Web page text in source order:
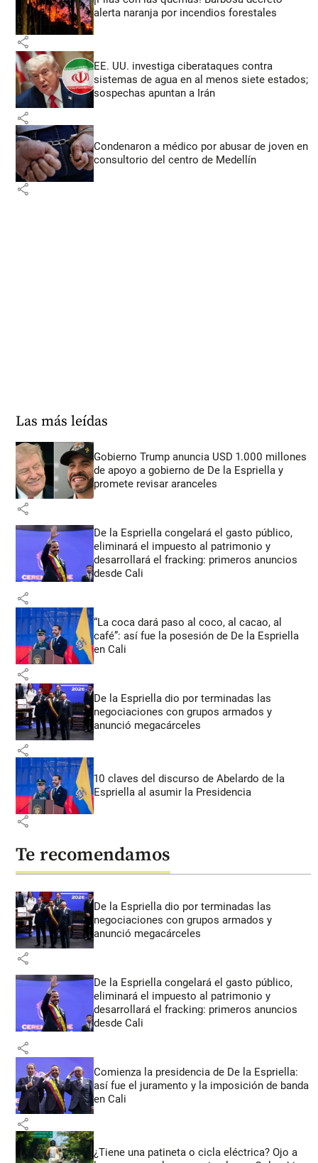
alerta naranja por incendios forestales
share
EE. UU. investiga ciberataques contra
sistemas de agua en al menos siete estados;
sospechas apuntan a Irán
share
Condenaron a médico por abusar de joven en
consultorio del centro de Medellín
share
Las más leídas
Gobierno Trump anuncia USD 1.000 millones
de apoyo a gobierno de De la Espriella y
promete revisar aranceles
share
De la Espriella congelará el gasto público,
eliminará el impuesto al patrimonio y
desarrollará el fracking: primeros anuncios
desde Cali
share
“La coca dará paso al coco, al cacao, al
café”: así fue la posesión de De la Espriella
en Cali
share
De la Espriella dio por terminadas las
negociaciones con grupos armados y
anunció megacárceles
share
10 claves del discurso de Abelardo de la
Espriella al asumir la Presidencia
share
Te recomendamos
De la Espriella dio por terminadas las
negociaciones con grupos armados y
anunció megacárceles
share
De la Espriella congelará el gasto público,
eliminará el impuesto al patrimonio y
desarrollará el fracking: primeros anuncios
desde Cali
share
Comienza la presidencia de De la Espriella:
así fue el juramento y la imposición de banda
en Cali
share
¿Tiene una patineta o cicla eléctrica? Ojo a